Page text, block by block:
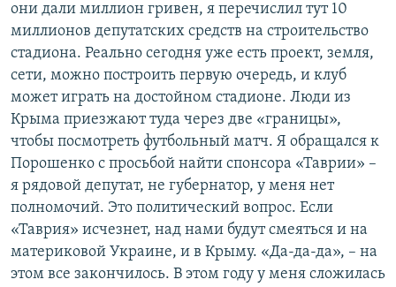
они дали миллион гривен, я перечислил тут 10
миллионов депутатских средств на строительство
стадиона. Реально сегодня уже есть проект, земля,
сети, можно построить первую очередь, и клуб
может играть на достойном стадионе. Люди из
Крыма приезжают туда через две «границы»,
чтобы посмотреть футбольный матч. Я обращался к
Порошенко с просьбой найти спонсора «Таврии» –
я рядовой депутат, не губернатор, у меня нет
полномочий. Это политический вопрос. Если
«Таврия» исчезнет, над нами будут смеяться и на
материковой Украине, и в Крыму. «Да-да-да», – на
этом все закончилось. В этом году у меня сложилась